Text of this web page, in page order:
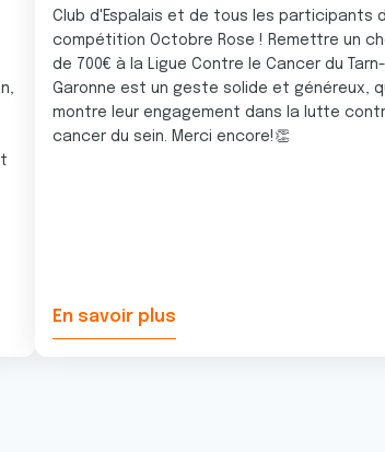
Club d'Espalais et de tous les participants
compétition Octobre Rose ! Remettre un
de 700€ à la Ligue Contre le Cancer du
Garonne est un geste solide et généreux,
montre leur engagement dans la lutte
cancer du sein. Merci encore!👏
En savoir plus